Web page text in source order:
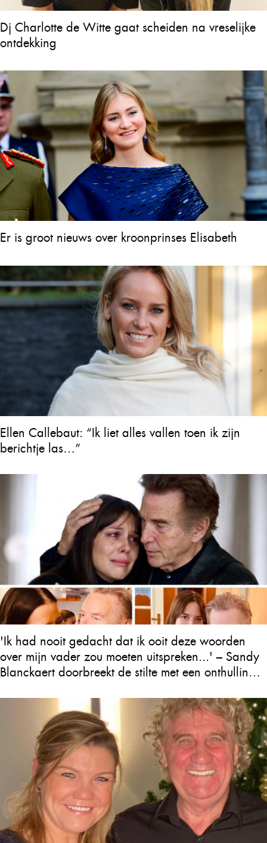
Dj Charlotte de Witte gaat scheiden na vreselijke
ontdekking
Er is groot nieuws over kroonprinses Elisabeth
Ellen Callebaut: “Ik liet alles vallen toen ik zijn
berichtje las…”
'Ik had nooit gedacht dat ik ooit deze woorden
over mijn vader zou moeten uitspreken...' – Sandy
Blanckaert doorbreekt de stilte met een onthulling
achterlaat